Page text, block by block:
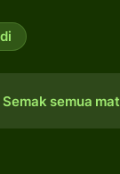
Semak semua